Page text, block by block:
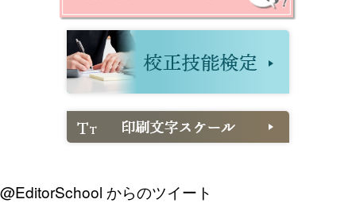
@EditorSchool からのツイート